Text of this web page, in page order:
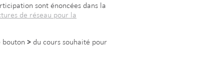
sont énoncées dans la
de réseau pour la
bouton > du cours souhaité pour